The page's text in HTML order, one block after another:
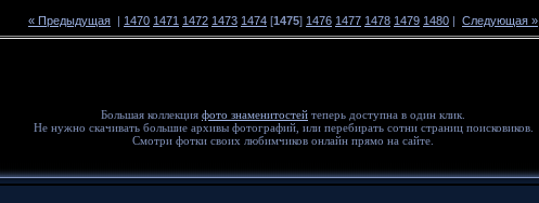
« Предыдущая | 1470 1471 1472 1473 1474 [1475] 1476 1477 1478 1479 1480 | Следующая »
Большая коллекция фото знаменитостей теперь доступна в один клик.
Не нужно скачивать большие архивы фотографий, или перебирать сотни страниц поисковиков.
Смотри фотки своих любимчиков онлайн прямо на сайте.